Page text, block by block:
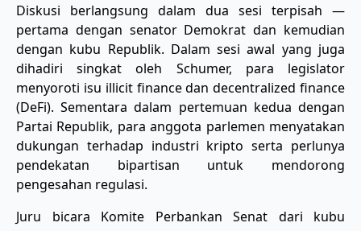
Diskusi berlangsung dalam dua sesi terpisah —
pertama dengan senator Demokrat dan kemudian
dengan kubu Republik. Dalam sesi awal yang juga
dihadiri singkat oleh Schumer, para legislator
menyoroti isu illicit finance dan decentralized finance
(DeFi). Sementara dalam pertemuan kedua dengan
Partai Republik, para anggota parlemen menyatakan
dukungan terhadap industri kripto serta perlunya
pendekatan bipartisan untuk mendorong
pengesahan regulasi.
Juru bicara Komite Perbankan Senat dari kubu